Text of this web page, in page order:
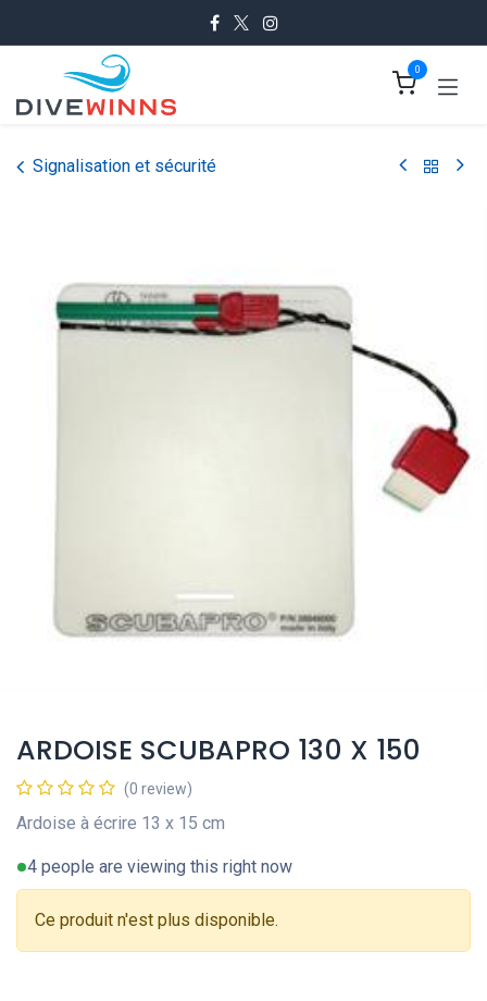
0
Signalisation et sécurité
ARDOISE SCUBAPRO 130 X 150
(0 review)
Ardoise à écrire 13 x 15 cm
4 people are viewing this right now
Ce produit n'est plus disponible.